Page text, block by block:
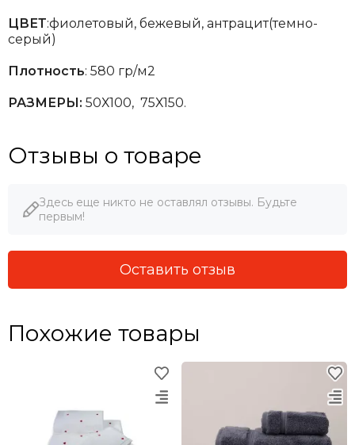
ЦВЕТ:фиолетовый, бежевый, антрацит(темно-
серый)
Плотность: 580 гр/м2
РАЗМЕРЫ: 50Х100, 75Х150.
Отзывы о товаре
Здесь еще никто не оставлял отзывы. Будьте
первым!
Оставить отзыв
Похожие товары